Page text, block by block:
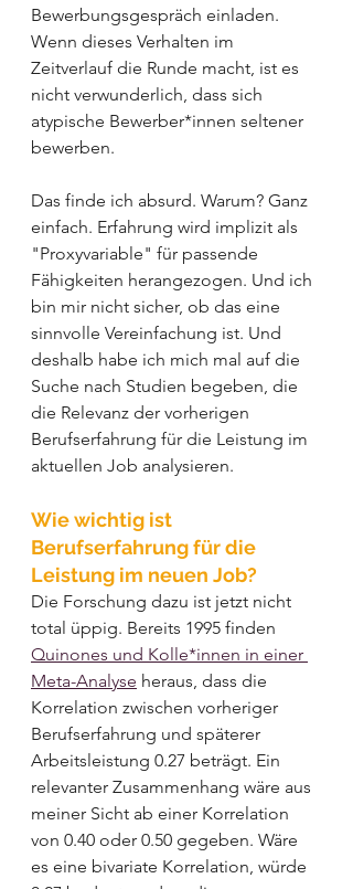
Bewerbungsgespräch einladen.
Wenn dieses Verhalten im
Zeitverlauf die Runde macht, ist es
nicht verwunderlich, dass sich
atypische Bewerber*innen seltener
bewerben.
Das finde ich absurd. Warum? Ganz
einfach. Erfahrung wird implizit als
"Proxyvariable" für passende
Fähigkeiten herangezogen. Und ich
bin mir nicht sicher, ob das eine
sinnvolle Vereinfachung ist. Und
deshalb habe ich mich mal auf die
Suche nach Studien begeben, die
die Relevanz der vorherigen
Berufserfahrung für die Leistung im
aktuellen Job analysieren.
Wie wichtig ist
Berufserfahrung für die
Leistung im neuen Job?
Die Forschung dazu ist jetzt nicht
total üppig. Bereits 1995 finden
Quinones und Kolle*innen in einer
Meta-Analyse heraus, dass die
Korrelation zwischen vorheriger
Berufserfahrung und späterer
Arbeitsleistung 0.27 beträgt. Ein
relevanter Zusammenhang wäre aus
meiner Sicht ab einer Korrelation
von 0.40 oder 0.50 gegeben. Wäre
es eine bivariate Korrelation, würde